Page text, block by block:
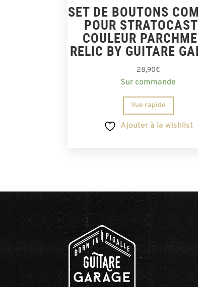
SET DE BOUTONS
POUR
COULEUR
RELIC BY GUITARE
28,90€
Sur commande
Vue rapide
Ajouter à la wishlist